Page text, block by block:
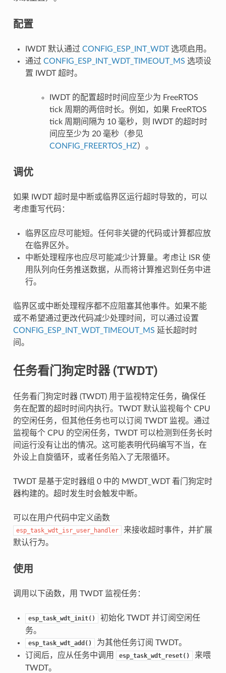
配置
IWDT 默认通过 CONFIG_ESP_INT_WDT选项启用。
通过 CONFIG_ESP_INT_WDT_TIMEOUT_MS 选项设
置 IWDT 超时。
IWDT 的配置超时时间应至少为 FreeRTOS
tick 周期的两倍时长。例如，如果 FreeRTOS
tick 周期间隔为 10 毫秒，则 IWDT 的超时时
间应至少为 20 毫秒（参见
CONFIG_FREERTOS_HZ）。
调优
如果 IWDT 超时是中断或临界区运行超时导致的，可以
考虑重写代码：
临界区应尽可能短。任何非关键的代码或计算都应放
在临界区外。
中断处理程序也应尽可能减少计算量。考虑让 ISR 使
用队列向任务推送数据，从而将计算推迟到任务中进
行。
临界区或中断处理程序都不应阻塞其他事件。如果不能
或不希望通过更改代码减少处理时间，可以通过设置
CONFIG_ESP_INT_WDT_TIMEOUT_MS 延长超时时
间。
任务看门狗定时器 (TWDT)
任务看门狗定时器 (TWDT) 用于监视特定任务，确保任
务在配置的超时时间内执行。TWDT 默认监视每个 CPU
的空闲任务，但其他任务也可以订阅 TWDT 监视。通过
监视每个 CPU 的空闲任务，TWDT 可以检测到任务长时
间运行没有让出的情况。这可能表明代码编写不当，在
外设上自旋循环，或者任务陷入了无限循环。
TWDT 是基于定时器组 0 中的 MWDT_WDT 看门狗定时
器构建的。超时发生时会触发中断。
可以在用户代码中定义函数
esp_task_wdt_isr_user_handler
来接收超时事件，并扩展
默认行为。
使用
调用以下函数，用 TWDT 监视任务：
esp_task_wdt_init()
初始化 TWDT 并订阅空闲任
务。
esp_task_wdt_add()
为其他任务订阅 TWDT。
订阅后，应从任务中调用
esp_task_wdt_reset()
来喂
TWDT。